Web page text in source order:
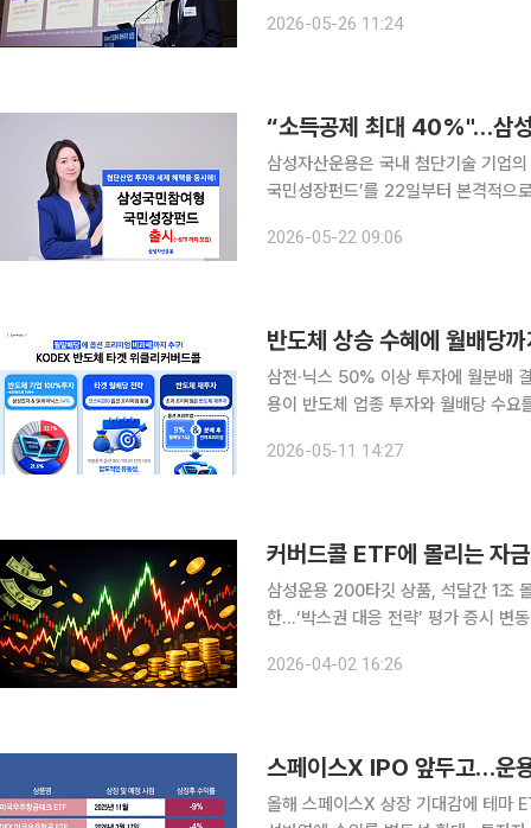
플라자호텔에서 기자간담회를 열고
2026-05-26 11:24
“소득공제 최대 40%"…삼
삼성자산운용은 국내 첨단기술 기업
국민성장펀드’를 22일부터 본격적으
정책 성과를 일반 국민과 공유하기
2026-05-22 09:06
반도체 상승 수혜에 월배당
삼전·닉스 50% 이상 투자에 월분배 결합
용이 반도체 업종 투자와 월배당 수
2026-05-11 14:27
커버드콜 ETF에 몰리는 자
삼성운용 200타깃 상품, 석달간 1조
한…‘박스권 대응 전략’ 평가 증시 변동성이 확대되면서 커버드콜 상장지수펀드(ETF)가 개인투자자
리미엄을 활용해 안정적인 현금흐름
2026-04-02 16:26
스페이스X IPO 앞두고…운
올해 스페이스X 상장 기대감에 테마